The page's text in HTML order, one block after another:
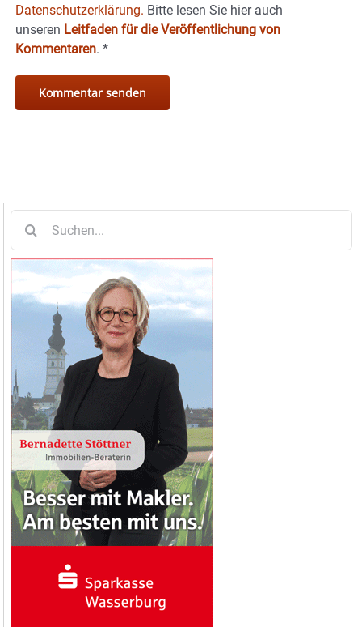
Datenschutzerklärung. Bitte lesen Sie hier auch
unseren Leitfaden für die Veröffentlichung von
Kommentaren. *
nach: